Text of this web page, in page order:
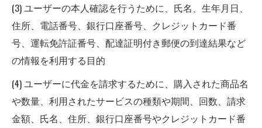
(3) ユーザーの本人確認を行うために、氏名、生年月日、
住所、電話番号、銀行口座番号、クレジットカード番
号、運転免許証番号、配達証明付き郵便の到達結果など
の情報を利用する目的
(4) ユーザーに代金を請求するために、購入された商品名
や数量、利用されたサービスの種類や期間、回数、請求
金額、氏名、住所、銀行口座番号やクレジットカード番